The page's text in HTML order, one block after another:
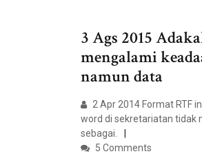
3 Ags 2015
mengalami
namun data
2 Apr 2014 Format RTF
word di sekretariatan tidak
sebagai.
5 Comments